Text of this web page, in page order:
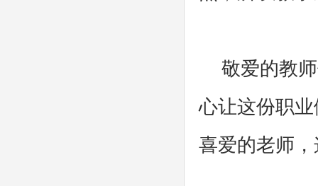
敬爱的教
心让这份职
喜爱的老师